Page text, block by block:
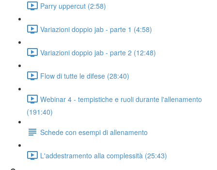
Parry uppercut (2:58)
Variazioni doppio jab - parte 1 (4:58)
Variazioni doppio jab - parte 2 (12:48)
Flow di tutte le difese (28:40)
Webinar 4 - tempistiche e ruoli durante l'allenamento
(191:40)
Schede con esempi di allenamento
L'addestramento alla complessità (25:43)